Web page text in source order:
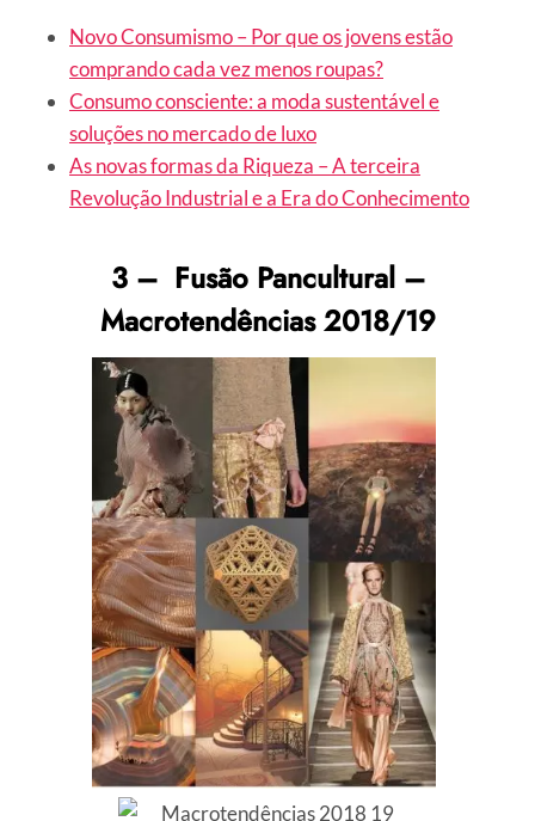
Novo Consumismo – Por que os jovens estão
comprando cada vez menos roupas?
Consumo consciente: a moda sustentável e
soluções no mercado de luxo
As novas formas da Riqueza – A terceira
Revolução Industrial e a Era do Conhecimento
3 – Fusão Pancultural –
Macrotendências 2018/19